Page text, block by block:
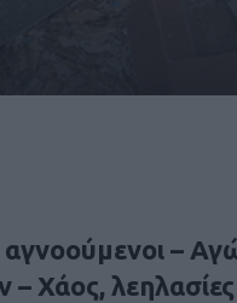
αγνοούμενοι –
Χάος, λεηλασίες